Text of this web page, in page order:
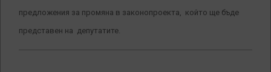
предложения за промяна в законопроекта, който ще бъде
представен на депутатите.